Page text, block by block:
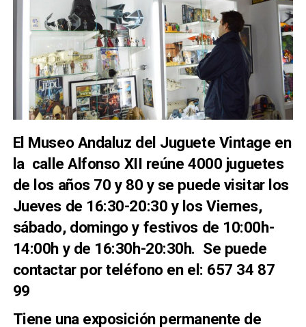
El Museo Andaluz del Juguete Vintage en
la calle Alfonso XII reúne 4000 juguetes
de los años 70 y 80 y se puede visitar los
Jueves de 16:30-20:30 y los Viernes,
sábado, domingo y festivos de 10:00h-
14:00h y de 16:30h-20:30h. Se puede
contactar por teléfono en el: 657 34 87
99
Tiene una exposición permanente de